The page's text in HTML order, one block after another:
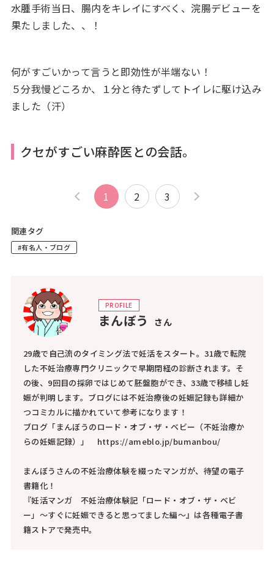
水腫手術当日、腸内をキレイにすべく、浣腸デビューを
果たしました、、！
何がすごいかって言うと即効性が半端ない！
５分我慢どころか、１分と待たずしてトイレに駆け込み
ました（汗）
クセがすごい麻酔医との会話。
1 2 3
関連タグ
#有名人・ブログ
PROFILE
まんぼう さん
29歳で自己流のタイミング法で妊活をスタート。31歳で転院
した不妊治療専門クリニックで早期閉経の診断されます。そ
の後、9回目の採卵ではじめて胚盤胞ができ、33歳で移植し妊
娠が判明します。ブログには不妊治療後の妊娠記録も詳細か
つコミカルに描かれていて参考になります！
ブログ「まんぼうのロード・オブ・ザ・ベビー（不妊治療か
らの妊娠記録）」 https://ameblo.jp/bumanbou/
まんぼうさんの不妊治療体験を綴ったマンガが、待望の電子
書籍化！
『妊活マンガ 不妊治療体験記「ロード・オブ・ザ・ベビ
ー」～すぐに妊娠できると思ってました編～』は各種電子書
籍ストアで発売中。